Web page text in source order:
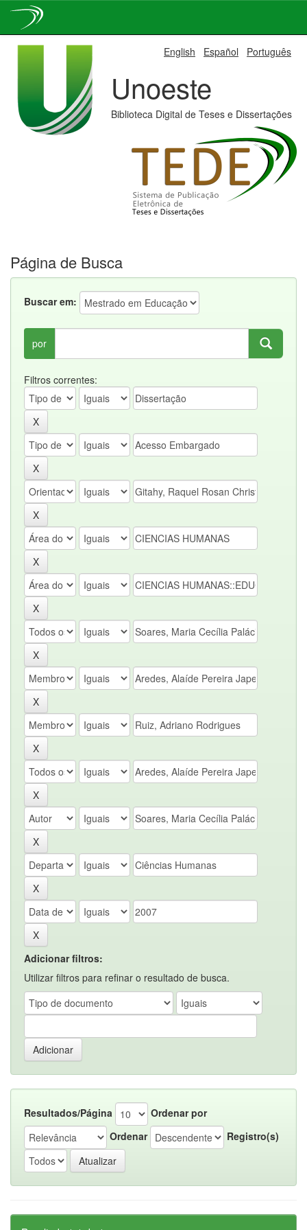
English Español Português
Unoeste
Biblioteca Digital de Teses e Dissertações
Página de Busca
Buscar em:
por
Filtros correntes:
Adicionar filtros:
Utilizar filtros para refinar o resultado de busca.
Resultados/Página
Ordenar por
Ordenar
Registro(s)